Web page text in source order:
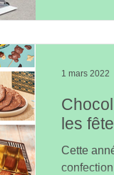
les
Cette
1 mars 2022